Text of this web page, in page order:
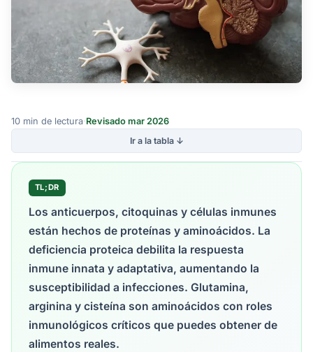
10 min de lectura·Revisado mar 2026
Ir a la tabla ↓
TL;DR
Los anticuerpos, citoquinas y células inmunes
están hechos de proteínas y aminoácidos. La
deficiencia proteica debilita la respuesta
inmune innata y adaptativa, aumentando la
susceptibilidad a infecciones. Glutamina,
arginina y cisteína son aminoácidos con roles
inmunológicos críticos que puedes obtener de
alimentos reales.